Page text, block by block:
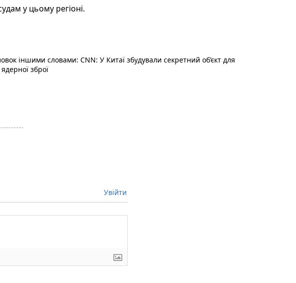
у цьому регіоні.
пост :
іншими словами: CNN: У Китаї збудували секретний об’єкт для
зброї
Увійти